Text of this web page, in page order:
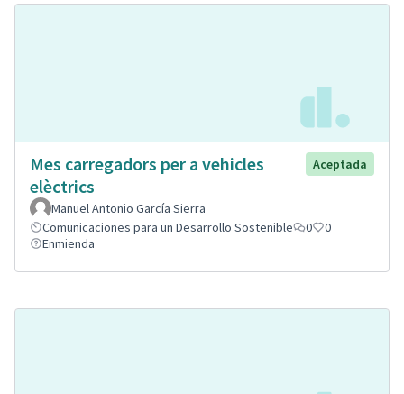
Mes carregadors per a vehicles
elèctrics
Aceptada
Manuel Antonio García Sierra
Comunicaciones para un Desarrollo Sostenible
0
0
Enmienda